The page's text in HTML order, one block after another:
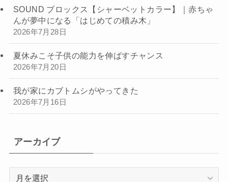
SOUND ブロックス【シャーベットカラー】｜赤ちゃ
んが夢中になる「はじめての積み木」
2026年7月28日
夏休みこそ子供の能力を伸ばすチャンス
2026年7月20日
我が家にカブトムシがやってきた
2026年7月16日
アーカイブ